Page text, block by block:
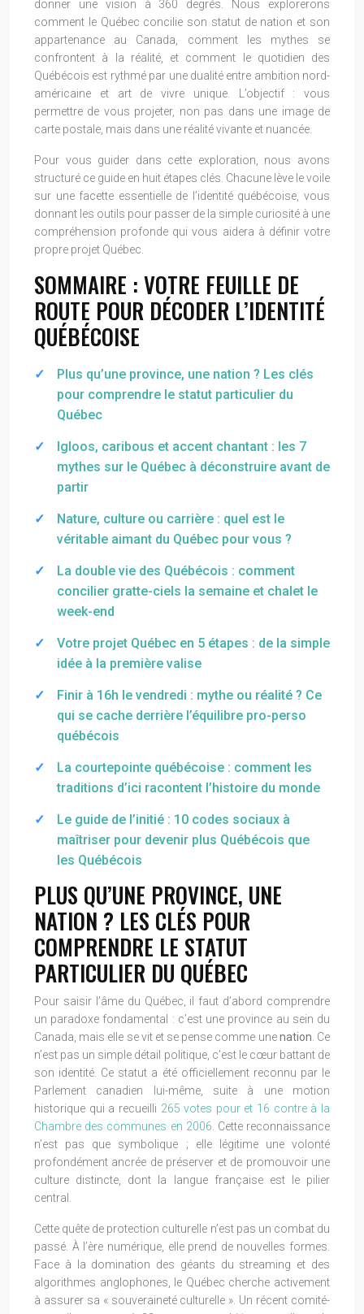
donner une vision à 360 degrés. Nous explorerons
comment le Québec concilie son statut de nation et son
appartenance au Canada, comment les mythes se
confrontent à la réalité, et comment le quotidien des
Québécois est rythmé par une dualité entre ambition nord-
américaine et art de vivre unique. L’objectif : vous
permettre de vous projeter, non pas dans une image de
carte postale, mais dans une réalité vivante et nuancée.
Pour vous guider dans cette exploration, nous avons
structuré ce guide en huit étapes clés. Chacune lève le voile
sur une facette essentielle de l’identité québécoise, vous
donnant les outils pour passer de la simple curiosité à une
compréhension profonde qui vous aidera à définir votre
propre projet Québec.
SOMMAIRE : VOTRE FEUILLE DE
ROUTE POUR DÉCODER L’IDENTITÉ
QUÉBÉCOISE
Plus qu’une province, une nation ? Les clés
pour comprendre le statut particulier du
Québec
Igloos, caribous et accent chantant : les 7
mythes sur le Québec à déconstruire avant de
partir
Nature, culture ou carrière : quel est le
véritable aimant du Québec pour vous ?
La double vie des Québécois : comment
concilier gratte-ciels la semaine et chalet le
week-end
Votre projet Québec en 5 étapes : de la simple
idée à la première valise
Finir à 16h le vendredi : mythe ou réalité ? Ce
qui se cache derrière l’équilibre pro-perso
québécois
La courtepointe québécoise : comment les
traditions d’ici racontent l’histoire du monde
Le guide de l’initié : 10 codes sociaux à
maîtriser pour devenir plus Québécois que
les Québécois
PLUS QU’UNE PROVINCE, UNE
NATION ? LES CLÉS POUR
COMPRENDRE LE STATUT
PARTICULIER DU QUÉBEC
Pour saisir l’âme du Québec, il faut d’abord comprendre
un paradoxe fondamental : c’est une province au sein du
Canada, mais elle se vit et se pense comme unenation . Ce
n’est pas un simple détail politique, c’est le cœur battant de
son identité. Ce statut a été officiellement reconnu par le
Parlement canadien lui-même, suite à une motion
historique qui a recueilli 265 votes pour et 16 contre à la
Chambre des communes en 2006 . Cette reconnaissance
n’est pas que symbolique ; elle légitime une volonté
profondément ancrée de préserver et de promouvoir une
culture distincte, dont la langue française est le pilier
central.
Cette quête de protection culturelle n’est pas un combat du
passé. À l’ère numérique, elle prend de nouvelles formes.
Face à la domination des géants du streaming et des
algorithmes anglophones, le Québec cherche activement
à assurer sa « souveraineté culturelle ». Un récent comité-